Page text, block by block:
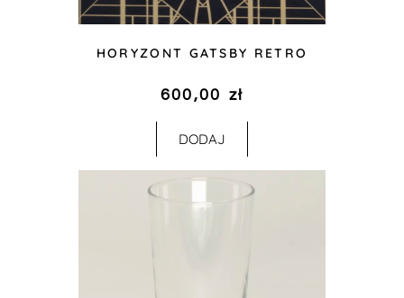
HORYZONT GATSBY RETRO
600,00 zł
DODAJ